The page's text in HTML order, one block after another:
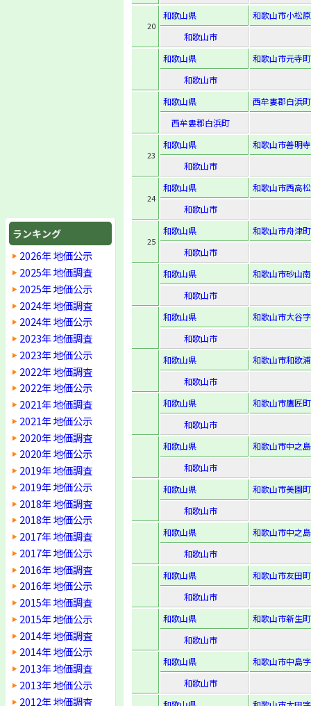
ランキング
2026年 地価公示
2025年 地価調査
2025年 地価公示
2024年 地価調査
2024年 地価公示
2023年 地価調査
2023年 地価公示
2022年 地価調査
2022年 地価公示
2021年 地価調査
2021年 地価公示
2020年 地価調査
2020年 地価公示
2019年 地価調査
2019年 地価公示
2018年 地価調査
2018年 地価公示
2017年 地価調査
2017年 地価公示
2016年 地価調査
2016年 地価公示
2015年 地価調査
2015年 地価公示
2014年 地価調査
2014年 地価公示
2013年 地価調査
2013年 地価公示
2012年 地価調査
20
和歌山県
和歌山市小松
和歌山市
和歌山県
和歌山市元寺
和歌山市
和歌山県
西牟婁郡白浜
西牟婁郡白浜町
23
和歌山県
和歌山市善明
和歌山市
24
和歌山県
和歌山市西高
和歌山市
25
和歌山県
和歌山市舟津
和歌山市
和歌山県
和歌山市砂山
和歌山市
和歌山県
和歌山市大谷
和歌山市
和歌山県
和歌山市和歌
和歌山市
和歌山県
和歌山市鷹匠
和歌山市
和歌山県
和歌山市中之
和歌山市
和歌山県
和歌山市美園
和歌山市
和歌山県
和歌山市中之
和歌山市
和歌山県
和歌山市友田
和歌山市
和歌山県
和歌山市新生
和歌山市
和歌山県
和歌山市中島
和歌山市